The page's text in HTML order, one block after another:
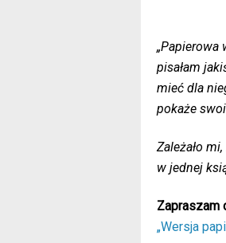
„Papierowa
pisałam
mieć dla
pokaże
Zależało
w jednej
Zapraszam
„Wersja